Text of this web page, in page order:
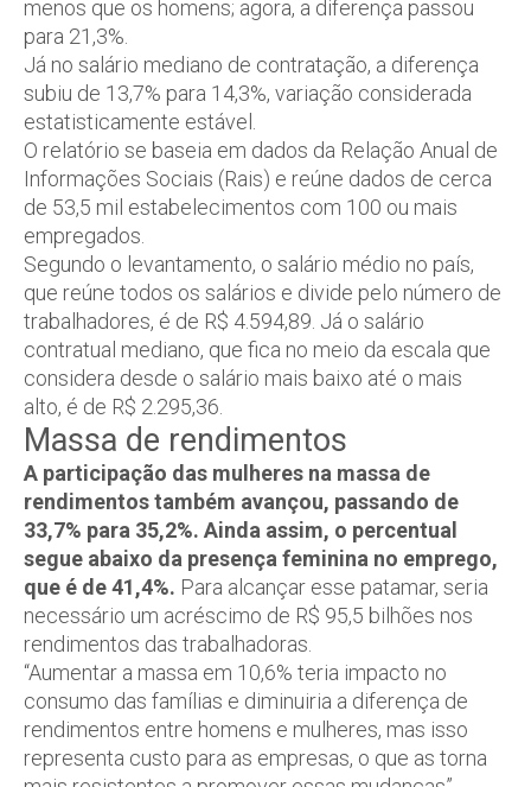
menos que os homens; agora, a diferença passou
para 21,3%.
Já no salário mediano de contratação, a diferença
subiu de 13,7% para 14,3%, variação considerada
estatisticamente estável.
O relatório se baseia em dados da Relação Anual de
Informações Sociais (Rais) e reúne dados de cerca
de 53,5 mil estabelecimentos com 100 ou mais
empregados.
Segundo o levantamento, o salário médio no país,
que reúne todos os salários e divide pelo número de
trabalhadores, é de R$ 4.594,89. Já o salário
contratual mediano, que fica no meio da escala que
considera desde o salário mais baixo até o mais
alto, é de R$ 2.295,36.
Massa de rendimentos
A participação das mulheres na massa de
rendimentos também avançou, passando de
33,7% para 35,2%. Ainda assim, o percentual
segue abaixo da presença feminina no emprego,
que é de 41,4%. Para alcançar esse patamar, seria
necessário um acréscimo de R$ 95,5 bilhões nos
rendimentos das trabalhadoras.
“Aumentar a massa em 10,6% teria impacto no
consumo das famílias e diminuiria a diferença de
rendimentos entre homens e mulheres, mas isso
representa custo para as empresas, o que as torna